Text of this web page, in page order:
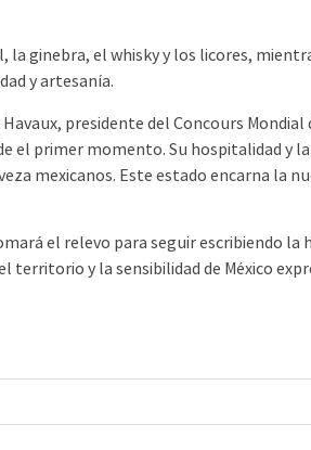
ginebra, el whisky y los licores,
y artesanía.
presidente del Concours Mondial
el primer momento. Su hospitalidad y la
mexicanos. Este estado encarna la
el relevo para seguir escribiendo la
y la sensibilidad de México